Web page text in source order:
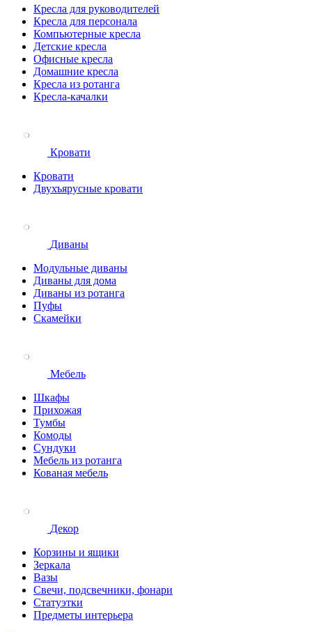
Кресла для руководителей
Кресла для персонала
Компьютерные кресла
Детские кресла
Офисные кресла
Домашние кресла
Кресла из ротанга
Кресла-качалки
Кровати
Кровати
Двухъярусные кровати
Диваны
Модульные диваны
Диваны для дома
Диваны из ротанга
Пуфы
Скамейки
Мебель
Шкафы
Прихожая
Тумбы
Комоды
Сундуки
Мебель из ротанга
Кованая мебель
Декор
Корзины и ящики
Зеркала
Вазы
Свечи, подсвечники, фонари
Статуэтки
Предметы интерьера